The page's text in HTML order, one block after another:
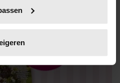
(fingerprinting)
in het